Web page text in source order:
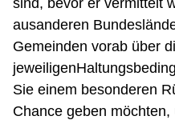
ausanderen
Gemeinden vorab über
Sie einem besonderen
Chance geben